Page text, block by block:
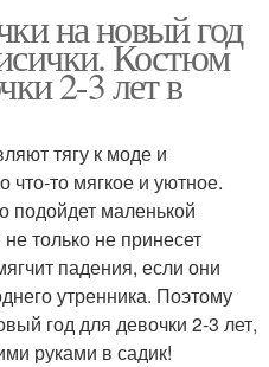
на новый год
Костюм
2-3 лет в
тягу к моде и
что-то мягкое и уютное.
подойдет маленькой
только не принесет
падения, если они
утренника. Поэтому
год для девочки 2-3 лет,
руками в садик!